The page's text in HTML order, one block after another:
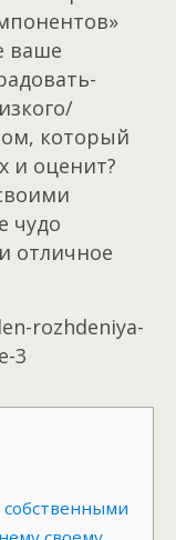
ваше
который
и оценит?
чудо
отличное